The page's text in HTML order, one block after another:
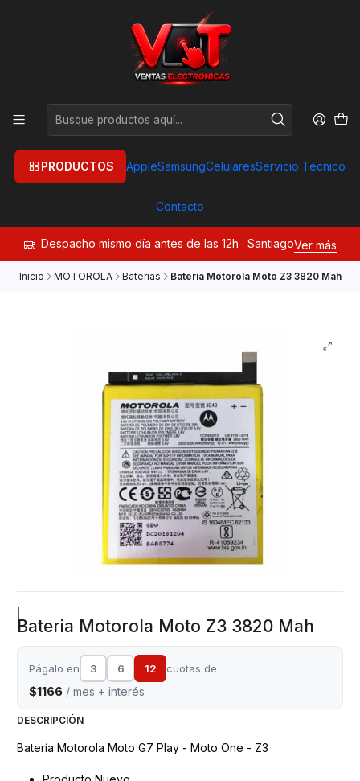
PRODUCTOS AppleSamsungCelularesServicio Técnico
Contacto
Despacho mismo día antes de las 12h · SantiagoVer más
Inicio MOTOROLA Baterias Bateria Motorola Moto Z3 3820 Mah
Bateria Motorola Moto Z3 3820 Mah
Págalo en 3 6 12 cuotas de
$1166 / mes + interés
DESCRIPCIÓN
Batería Motorola Moto G7 Play - Moto One - Z3